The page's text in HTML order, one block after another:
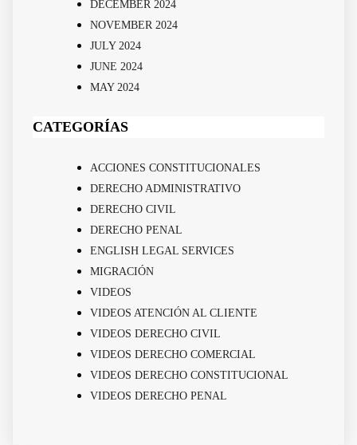
DECEMBER 2024
NOVEMBER 2024
JULY 2024
JUNE 2024
MAY 2024
CATEGORÍAS
ACCIONES CONSTITUCIONALES
DERECHO ADMINISTRATIVO
DERECHO CIVIL
DERECHO PENAL
ENGLISH LEGAL SERVICES
MIGRACIÓN
VIDEOS
VIDEOS ATENCIÓN AL CLIENTE
VIDEOS DERECHO CIVIL
VIDEOS DERECHO COMERCIAL
VIDEOS DERECHO CONSTITUCIONAL
VIDEOS DERECHO PENAL